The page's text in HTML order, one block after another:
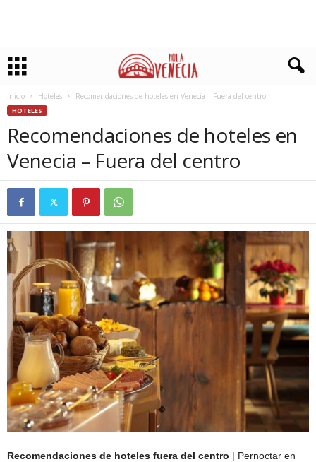
Inicio Hoteles Recomendaciones de hoteles en Venecia – Fuera del centro
HOTELES
Recomendaciones de hoteles en
Venecia – Fuera del centro
Recomendaciones de hoteles fuera del centro | Pernoctar en